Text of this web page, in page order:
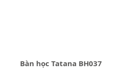
Bàn học Tatana BH037